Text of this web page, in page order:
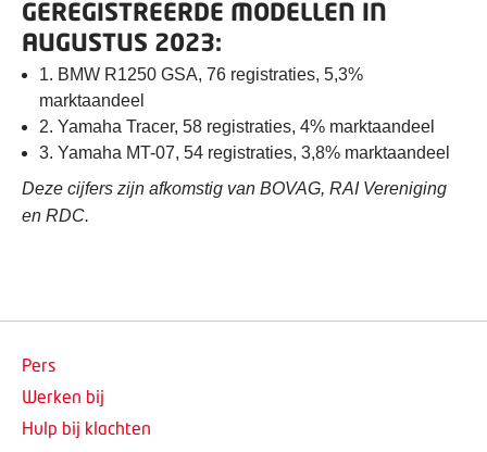
GEREGISTREERDE MODELLEN IN
AUGUSTUS 2023:
1. BMW R1250 GSA, 76 registraties, 5,3%
marktaandeel
2. Yamaha Tracer, 58 registraties, 4% marktaandeel
3. Yamaha MT-07, 54 registraties, 3,8% marktaandeel
Deze cijfers zijn afkomstig van BOVAG, RAI Vereniging
en RDC.
Pers
Werken bij
Hulp bij klachten